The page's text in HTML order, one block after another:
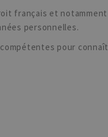
français et
personnelles.
pour